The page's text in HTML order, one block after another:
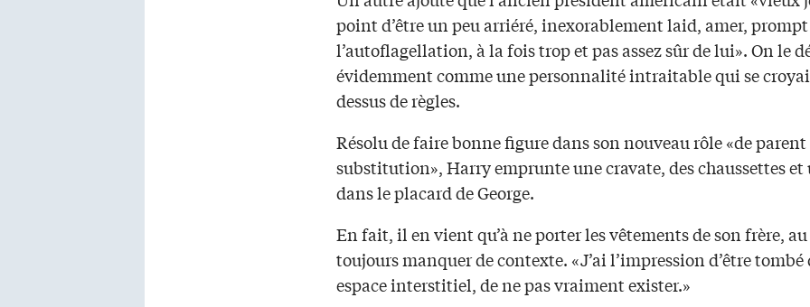
point d’être un peu arriéré, inexorablement laid, amer,
l’autoflagellation, à la fois trop et pas assez sûr de lui». On le
évidemment comme une personnalité intraitable qui se
dessus de règles.
Résolu de faire bonne figure dans son nouveau rôle «de parent
substitution», Harry emprunte une cravate, des chaussettes et
dans le placard de George.
En fait, il en vient qu’à ne porter les vêtements de son frère,
toujours manquer de contexte. «J’ai l’impression d’être
espace interstitiel, de ne pas vraiment exister.»